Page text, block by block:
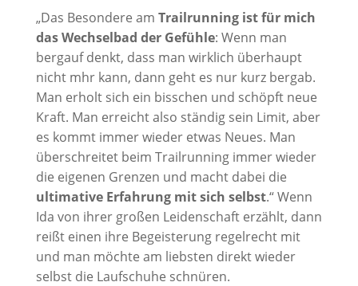
„Das Besondere am Trailrunning ist für mich
das Wechselbad der Gefühle: Wenn man
bergauf denkt, dass man wirklich überhaupt
nicht mhr kann, dann geht es nur kurz bergab.
Man erholt sich ein bisschen und schöpft neue
Kraft. Man erreicht also ständig sein Limit, aber
es kommt immer wieder etwas Neues. Man
überschreitet beim Trailrunning immer wieder
die eigenen Grenzen und macht dabei die
ultimative Erfahrung mit sich selbst.“ Wenn
Ida von ihrer großen Leidenschaft erzählt, dann
reißt einen ihre Begeisterung regelrecht mit
und man möchte am liebsten direkt wieder
selbst die Laufschuhe schnüren.